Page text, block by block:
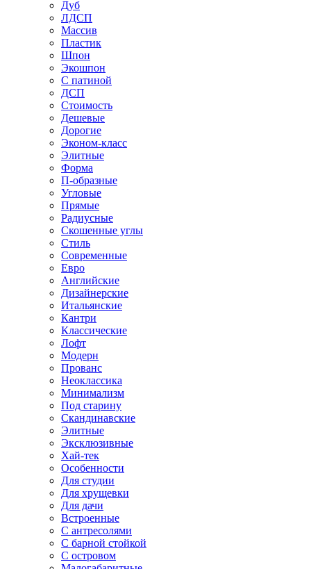
Дуб
ЛДСП
Массив
Пластик
Шпон
Экошпон
С патиной
ДСП
Стоимость
Дешевые
Дорогие
Эконом-класс
Элитные
Форма
П-образные
Угловые
Прямые
Радиусные
Скошенные углы
Стиль
Современные
Евро
Английские
Дизайнерские
Итальянские
Кантри
Классические
Лофт
Модерн
Прованс
Неоклассика
Минимализм
Под старину
Скандинавские
Элитные
Эксклюзивные
Хай-тек
Особенности
Для студии
Для хрущевки
Для дачи
Встроенные
С антресолями
С барной стойкой
С островом